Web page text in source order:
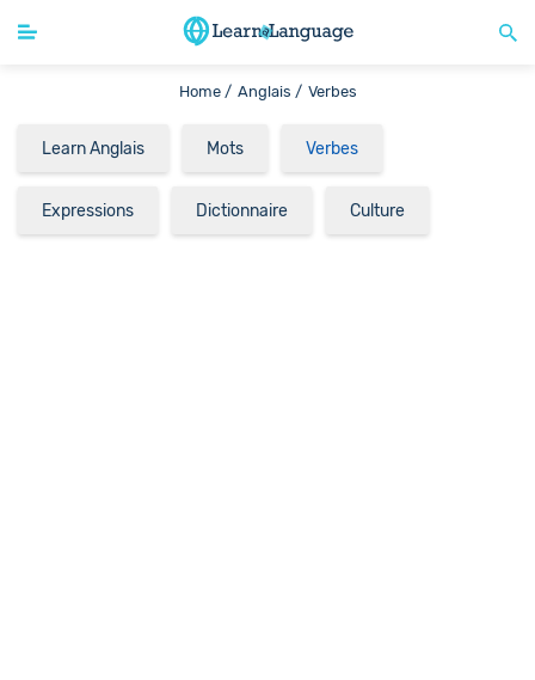
Home / Anglais / Verbes
Learn Anglais Mots Verbes
Expressions Dictionnaire Culture